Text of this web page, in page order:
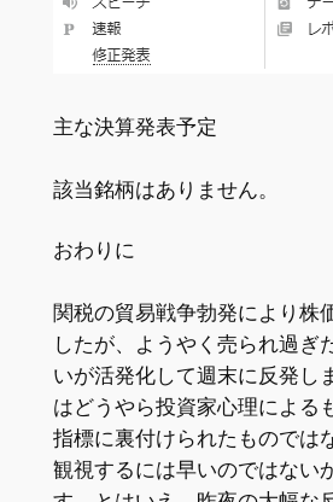
主な決算発表予定
該当銘柄はありません。
おわりに
関税の貿易戦争勃発により株
したが、ようやく売られ過ぎ
いが活発化して週末に反発し
はどうやら投資家心理による
指標に裏付けられたものでは
観視するには早いのではない